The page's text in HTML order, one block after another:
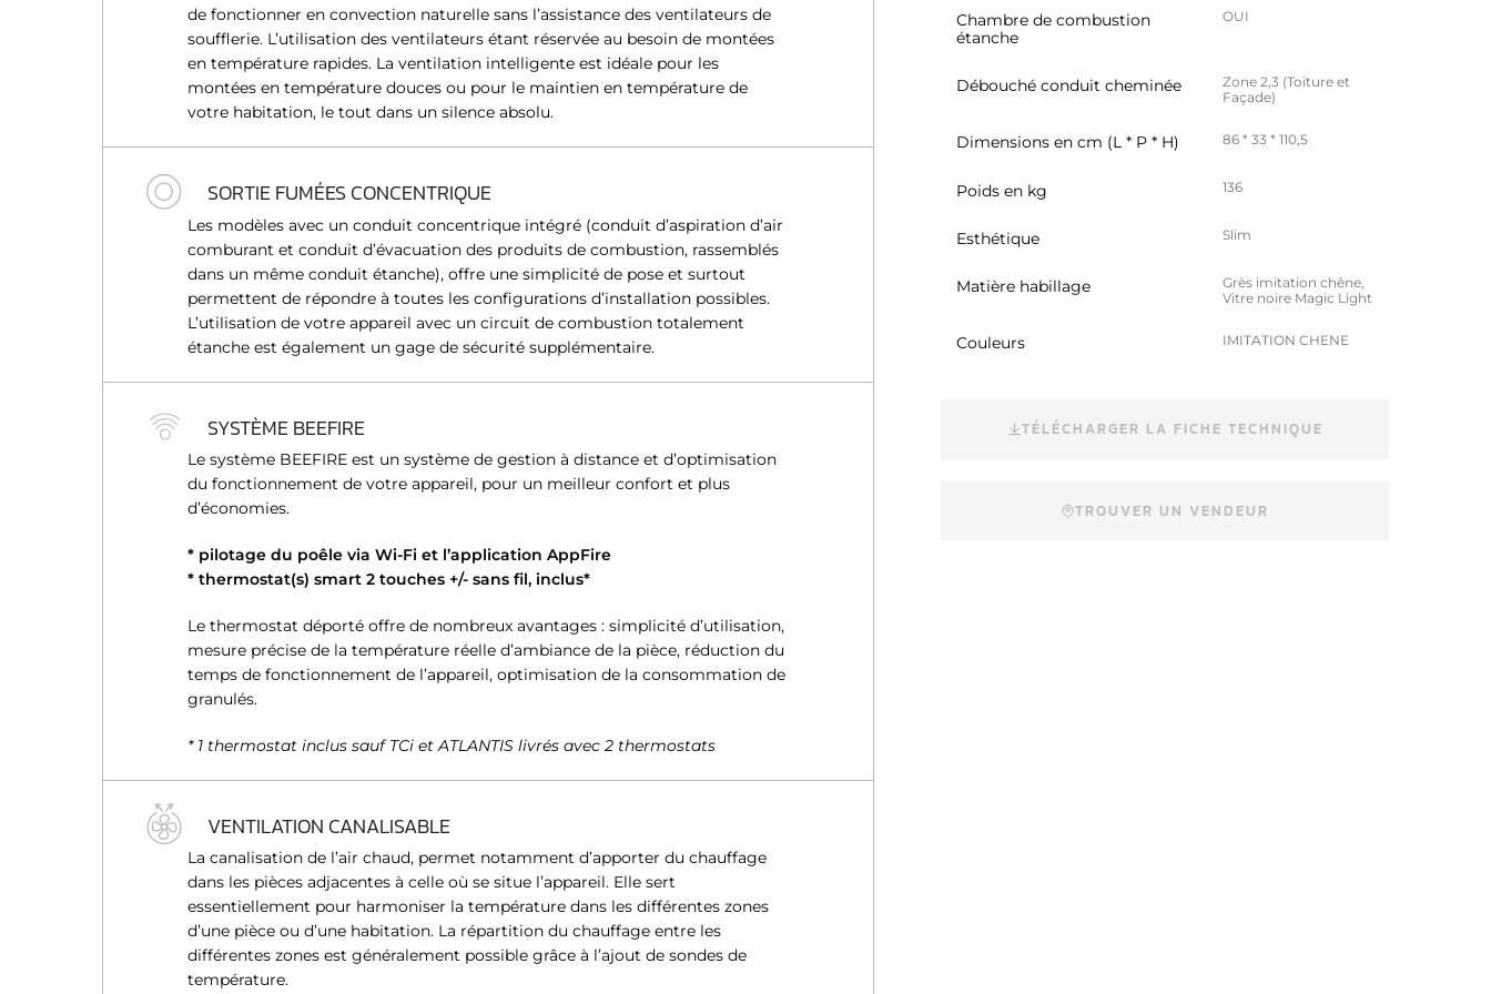
n
t
e
m
e
n
de fonctionner en convection naturelle sans l’assistance des ventilateurs de
soufflerie. L’utilisation des ventilateurs étant réservée au besoin de montées
en température rapides. La ventilation intelligente est idéale pour les
montées en température douces ou pour le maintien en température de
votre habitation, le tout dans un silence absolu.
SORTIE FUMÉES CONCENTRIQUE
Les modèles avec un conduit concentrique intégré (conduit d’aspiration d’air
comburant et conduit d’évacuation des produits de combustion, rassemblés
dans un même conduit étanche), offre une simplicité de pose et surtout
permettent de répondre à toutes les configurations d’installation possibles.
L’utilisation de votre appareil avec un circuit de combustion totalement
étanche est également un gage de sécurité supplémentaire.
SYSTÈME BEEFIRE
Le système BEEFIRE est un système de gestion à distance et d’optimisation
du fonctionnement de votre appareil, pour un meilleur confort et plus
d’économies.
* pilotage du poêle via Wi-Fi et l’application AppFire
* thermostat(s) smart 2 touches +/- sans fil, inclus*
Le thermostat déporté offre de nombreux avantages : simplicité d’utilisation,
mesure précise de la température réelle d’ambiance de la pièce, réduction du
temps de fonctionnement de l’appareil, optimisation de la consommation de
granulés.
* 1 thermostat inclus sauf TCi et ATLANTIS livrés avec 2 thermostats
VENTILATION CANALISABLE
La canalisation de l’air chaud, permet notamment d’apporter du chauffage
dans les pièces adjacentes à celle où se situe l’appareil. Elle sert
essentiellement pour harmoniser la température dans les différentes zones
d’une pièce ou d’une habitation. La répartition du chauffage entre les
différentes zones est généralement possible grâce à l’ajout de sondes de
température.
Chambre de combustion
étanche
OUI
Débouché conduit cheminée
Zone 2,3 (Toiture et
Façade)
Dimensions en cm (L * P * H) 86 * 33 * 110,5
Poids en kg 136
Esthétique Slim
Matière habillage
Grès imitation chêne,
Vitre noire Magic Light
Couleurs IMITATION CHENE
TÉLÉCHARGER LA FICHE TECHNIQUE
TROUVER UN VENDEUR